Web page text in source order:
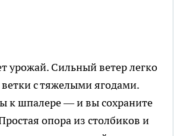
урожай. Сильный ветер легко
с тяжелыми ягодами.
к шпалере — и вы сохраните
опора из столбиков и